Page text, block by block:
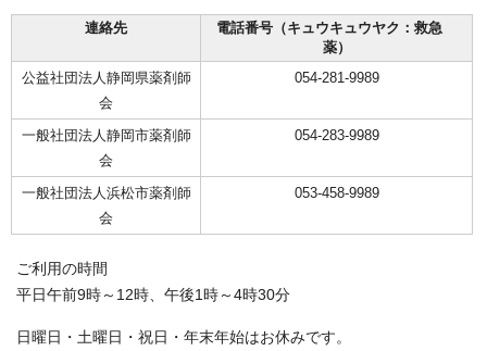
連絡先
電話番号（キュウキュウヤク：救急
薬）
公益社団法人静岡県薬剤師
会
054-281-9989
一般社団法人静岡市薬剤師
会
054-283-9989
一般社団法人浜松市薬剤師
会
053-458-9989
ご利用の時間
平日午前9時～12時、午後1時～4時30分
日曜日・土曜日・祝日・年末年始はお休みです。